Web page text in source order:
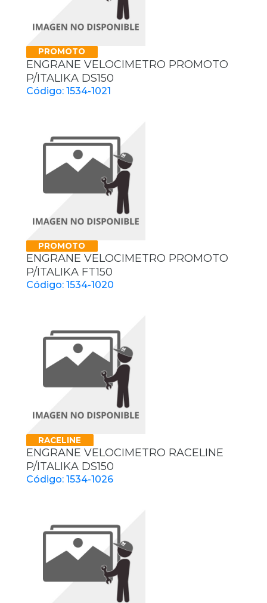
PROMOTO
ENGRANE VELOCIMETRO PROMOTO
P/ITALIKA DS150
Código: 1534-1021
PROMOTO
ENGRANE VELOCIMETRO PROMOTO
P/ITALIKA FT150
Código: 1534-1020
RACELINE
ENGRANE VELOCIMETRO RACELINE
P/ITALIKA DS150
Código: 1534-1026